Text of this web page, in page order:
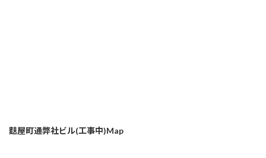
麩屋町通弊社ビル(工事中)Map